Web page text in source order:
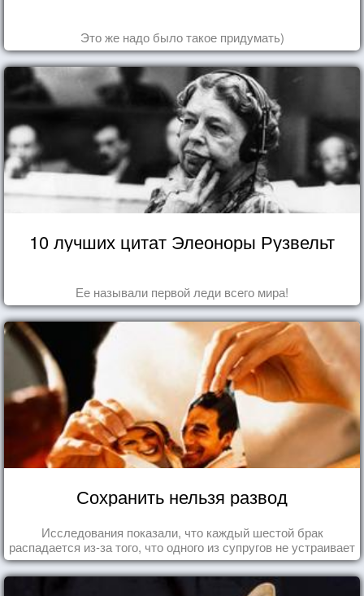
Это же надо было такое придумать)
10 лучших цитат Элеоноры Рузвельт
Ее называли первой леди всего мира!
Сохранить нельзя развод
Исследования показали, что каждый шестой брак
распадается из-за того, что одного из супругов не устраивает
та роль, которая выпала ему в семье.